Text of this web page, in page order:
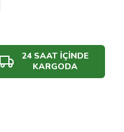
24 SAAT İÇİNDE
KARGODA